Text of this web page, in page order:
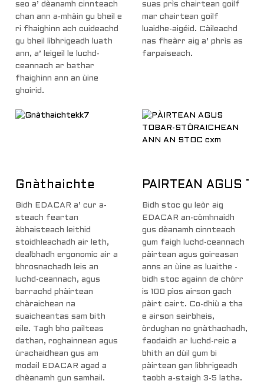
seo a’ dèanamh cinnteach
chan ann a-mhàin gu bheil e
ri fhaighinn ach cuideachd
gu bheil lìbhrigeadh luath
ann, a’ leigeil le luchd-
ceannach ar bathar
fhaighinn ann an ùine
ghoirid.
suas prìs chairtean goilf
mar chairtean goilf
luaidhe-aigéid. Càileachd
nas fheàrr aig a’ phrìs as
farpaiseach.
Gnàthaichte
Bidh EDACAR a’ cur a-
steach feartan
àbhaisteach leithid
stoidhleachadh air leth,
dealbhadh ergonomic air a
bhrosnachadh leis an
luchd-ceannach, agus
barrachd phàirtean
chàraichean na
suaicheantas sam bith
eile. Tagh bho pailteas
dathan, roghainnean agus
ùrachaidhean gus am
modail EDACAR agad a
dhèanamh gun samhail.
PÀIRTEAN AGUS
Bidh stoc gu leòr aig
EDACAR an-còmhnaidh
gus dèanamh cinnteach
gum faigh luchd-ceannach
pàirtean agus goireasan
anns an ùine as luaithe -
bidh stoc againn de chòrr
is 100 pìos airson gach
pàirt cairt. Co-dhiù a tha
e airson seirbheis,
òrdughan no gnàthachadh,
faodaidh ar luchd-reic a
bhith an dùil gum bi
pàirtean gan lìbhrigeadh
taobh a-staigh 3-5 latha.